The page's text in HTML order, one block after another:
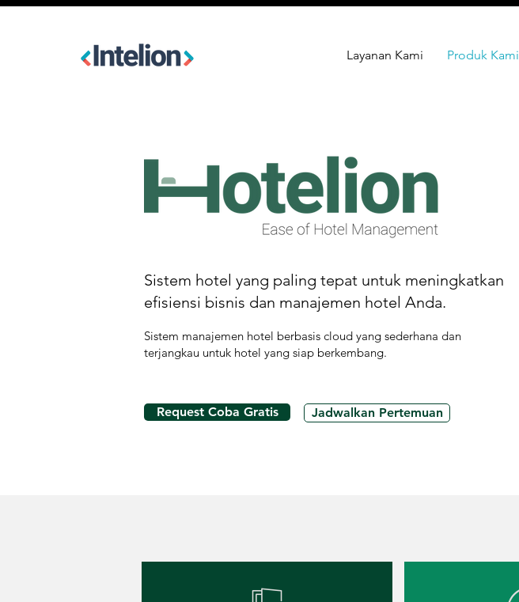
Layanan Kami Produk Kami
Sistem hotel yang paling tepat untuk meningkatkan
efisiensi bisnis dan manajemen hotel Anda.
Sistem manajemen hotel berbasis cloud yang sederhana dan
terjangkau untuk hotel yang siap berkembang.
Request Coba Gratis Jadwalkan Pertemuan